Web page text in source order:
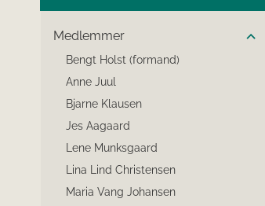
Medlemmer
Bengt Holst (formand)
Anne Juul
Bjarne Klausen
Jes Aagaard
Lene Munksgaard
Lina Lind Christensen
Maria Vang Johansen